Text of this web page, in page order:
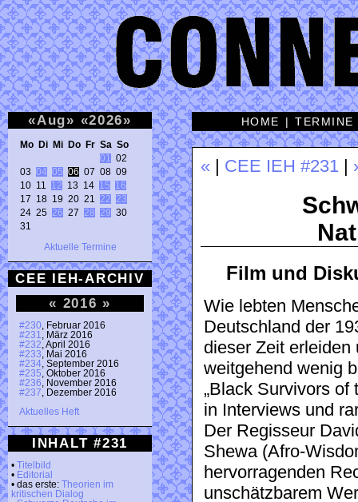
«Aug» «2026»
Mo Di Mi Do Fr Sa So
01
02
03 04 05 06 07 08 09
10 11 12 13 14 15
16
17 18 19 20 21 22
23
24 25 26 27 28 29 30
31
Aktuelle Termine
CEE IEH-ARCHIV
« 2016 »
#230 , Februar 2016
#231
, März 2016
#232 , April 2016
#233 , Mai 2016
#234 , September 2016
#235 , Oktober 2016
#236 , November 2016
#237 , Dezember 2016
Aktuelles Heft
INHALT #231
• Titelbild
• Editorial
• das erste: Theorien im
kritischen Dialog
HOME |TERMINE
« CEE IEH #231
Film und
Wie lebten
Deutschland der
dieser Zeit erleiden
weitgehend wenig
„Black Survivors of
in Interviews und
Der Regisseur
Shewa (Afro-
hervorragenden
unschätzbarem